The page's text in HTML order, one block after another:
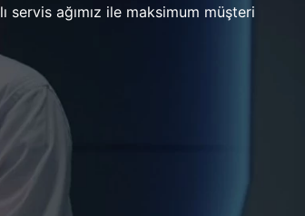
servis ağımız ile maksimum müşteri